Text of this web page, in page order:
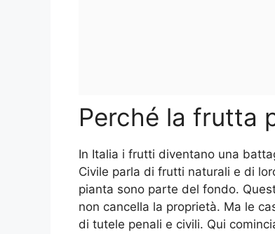
Perché la frutta
In Italia i frutti diventano una
Civile parla di frutti naturali e di
pianta sono parte del fondo.
non cancella la proprietà. Ma le
di tutele penali e civili. Qui